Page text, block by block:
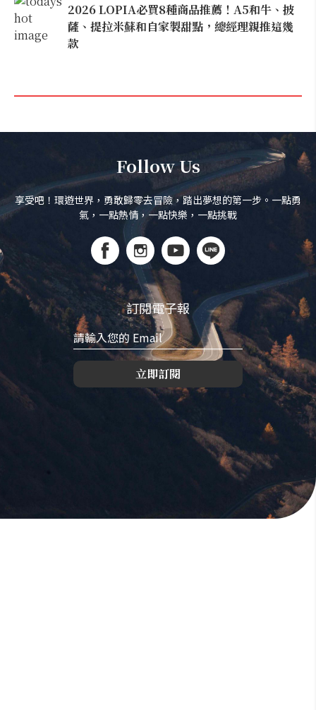
2026 LOPIA必買8種商品推薦！A5和牛、披
薩、提拉米蘇和自家製甜點，總經理親推這幾
款
Follow Us
享受吧！環遊世界，勇敢歸零去冒險，踏出夢想的第一步。一點勇
氣，一點熱情，一點快樂，一點挑戰
訂閱電子報
立即訂閱